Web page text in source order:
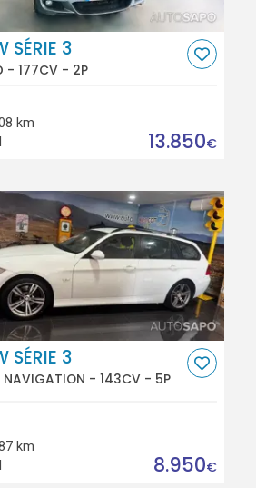
SÉRIE 3
- 177CV - 2P
km
13.850€
SÉRIE 3
NAVIGATION - 143CV - 5P
km
8.950€